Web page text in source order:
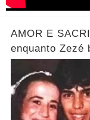
AMOR E
enquanto Zezé